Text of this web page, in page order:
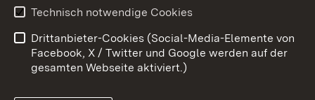
Barrierefreiheit
Impressum
Cookies
Technisch notwendige Cookies
Drittanbieter-Cookies (Social-Media-Elemente von
Facebook, X / Twitter und Google werden auf der
gesamten Webseite aktiviert.)